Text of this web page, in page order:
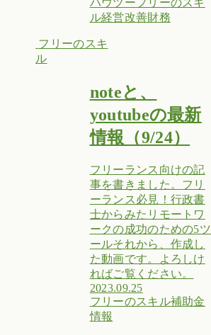
ハウツー フリーのスキ
ル経営改善財務
フリーのスキ
ル
noteと、
youtubeの最新
情報（9/24）
フリーランス向けの記
事を書きました。フリ
ーランス必見！行政書
士からみたリモートワ
ークの成功のための5ツ
ールそれから、作成し
た動画です。よろしけ
ればご覧ください。
2023.09.25
フリーのスキル補助金
情報